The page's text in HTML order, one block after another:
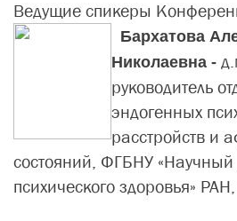
Ведущие спикеры
Бархатова
Николаевна -
руководитель
эндогенных
расстройств и
состояний, ФГБНУ «Научный
психического здоровья»